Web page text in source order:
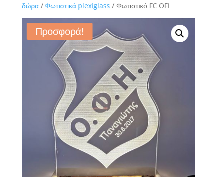
δώρα/ Φωτιστικά plexiglass / Φωτιστικό FC OFI
Προσφορά!